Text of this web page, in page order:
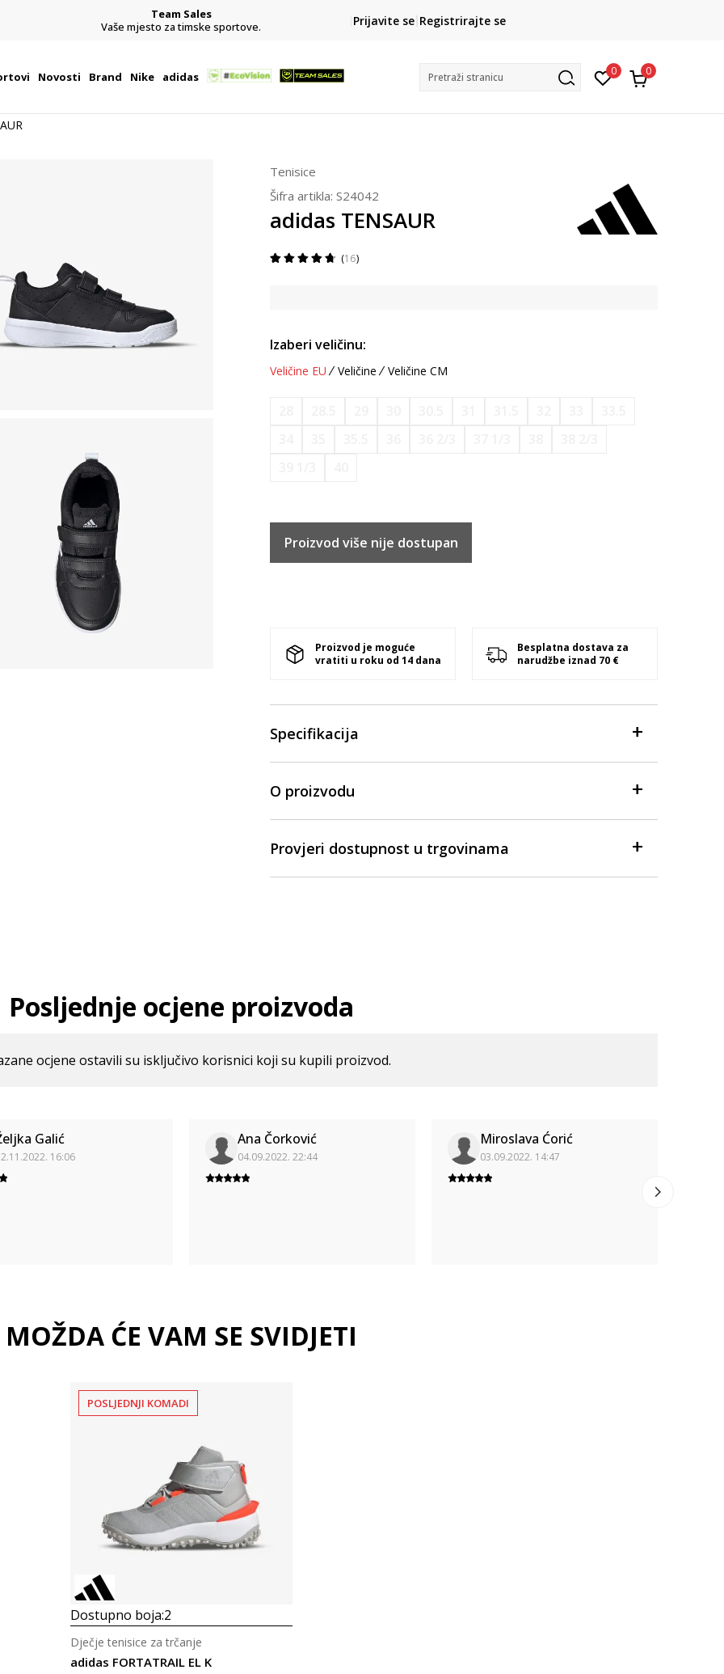
Team Sales
Vaše mjesto za timske sportove.
CLICK& COLLECT
besplatno preuzimanje u trgovini
Prijavite se Registrirajte se
Novosti Brand Nike adidas Pretraži stranicu 0 0
Tenisice
Šifra artikla: S24042
adidas TENSAUR
16
Izaberi veličinu:
Veličine EU Veličine Veličine CM
Proizvod više nije dostupan
Proizvod je moguće
vratiti u roku od 14 dana
Besplatna dostava za
narudžbe iznad 70 €
Specifikacija
O proizvodu
Provjeri dostupnost u trgovinama
Posljednje ocjene proizvoda
ocjene ostavili su isključivo korisnici koji su kupili proizvod.
Galić
16:06
Ana Čorković
04.09.2022. 22:44
Miroslava Ćorić
03.09.2022. 14:47
MOŽDA ĆE VAM SE SVIDJETI
POSLJEDNJI KOMADI
Dostupno boja:2
adidas FORTATRAIL EL K
Dječje tenisice za trčanje